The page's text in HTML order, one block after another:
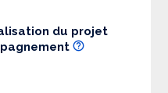
du projet